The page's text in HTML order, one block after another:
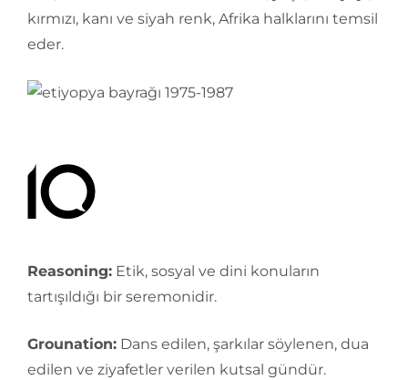
kırmızı, kanı ve siyah renk, Afrika halklarını temsil
eder.
Reasoning: Etik, sosyal ve dini konuların
tartışıldığı bir seremonidir.
Grounation: Dans edilen, şarkılar söylenen, dua
edilen ve ziyafetler verilen kutsal gündür.